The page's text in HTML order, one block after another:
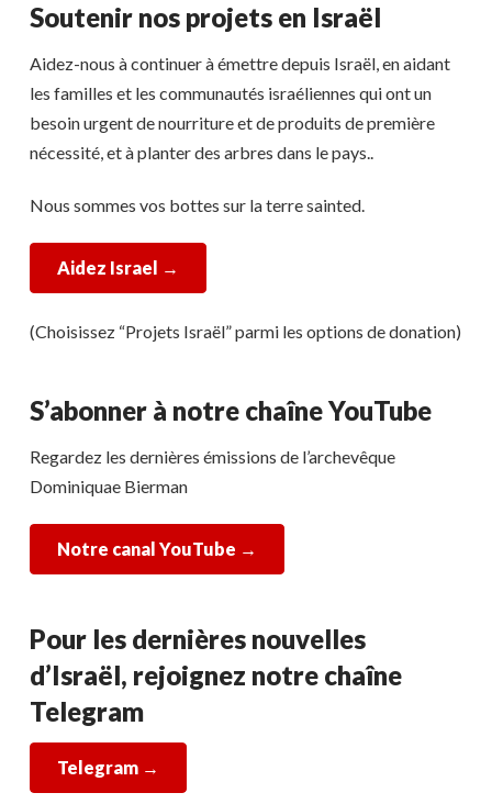
Soutenir nos projets en Israël
Aidez-nous à continuer à émettre depuis Israël, en aidant
les familles et les communautés israéliennes qui ont un
besoin urgent de nourriture et de produits de première
nécessité, et à planter des arbres dans le pays..
Nous sommes vos bottes sur la terre sainted.
Aidez Israel →
(Choisissez “Projets Israël” parmi les options de donation)
S’abonner à notre chaîne YouTube
Regardez les dernières émissions de l’archevêque
Dominiquae Bierman
Notre canal YouTube →
Pour les dernières nouvelles
d’Israël, rejoignez notre chaîne
Telegram
Telegram →